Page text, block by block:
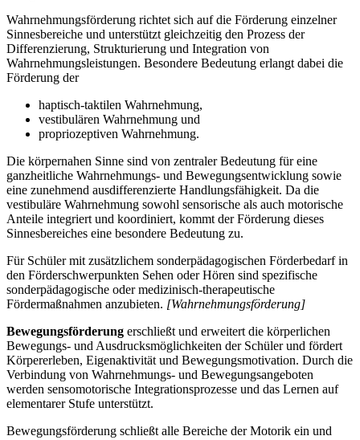
Wahrnehmungsförderung richtet sich auf die Förderung einzelner
Sinnesbereiche und unterstützt gleichzeitig den Prozess der
Differenzierung, Strukturierung und Integration von
Wahrnehmungsleistungen. Besondere Bedeutung erlangt dabei die
Förderung der
haptisch-taktilen Wahrnehmung,
vestibulären Wahrnehmung und
propriozeptiven Wahrnehmung.
Die körpernahen Sinne sind von zentraler Bedeutung für eine
ganzheitliche Wahrnehmungs- und Bewegungsentwicklung sowie
eine zunehmend ausdifferenzierte Handlungsfähigkeit. Da die
vestibuläre Wahrnehmung sowohl sensorische als auch motorische
Anteile integriert und koordiniert, kommt der Förderung dieses
Sinnesbereiches eine besondere Bedeutung zu.
Für Schüler mit zusätzlichem sonderpädagogischen Förderbedarf in
den Förderschwerpunkten Sehen oder Hören sind spezifische
sonderpädagogische oder medizinisch-therapeutische
Fördermaßnahmen anzubieten. [Wahrnehmungsförderung]
Bewegungsförderung erschließt und erweitert die körperlichen
Bewegungs- und Ausdrucksmöglichkeiten der Schüler und fördert
Körpererleben, Eigenaktivität und Bewegungsmotivation. Durch die
Verbindung von Wahrnehmungs- und Bewegungsangeboten
werden sensomotorische Integrationsprozesse und das Lernen auf
elementarer Stufe unterstützt.
Bewegungsförderung schließt alle Bereiche der Motorik ein und